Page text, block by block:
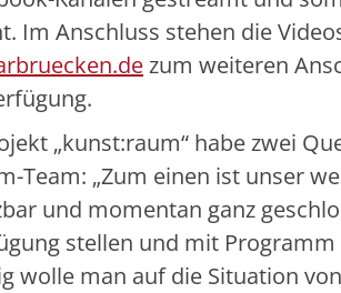
Im Anschluss stehen die
zum weiteren
„kunst:raum“ habe zwei
Team: „Zum einen ist unser
und momentan ganz
stellen und mit
wolle man auf die Situation